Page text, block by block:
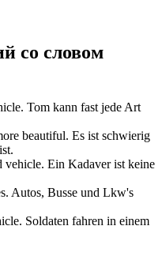
со словом
. Tom kann fast jede Art
beautiful. Es ist schwierig
vehicle. Ein Kadaver ist keine
. Autos, Busse und Lkw's
. Soldaten fahren in einem